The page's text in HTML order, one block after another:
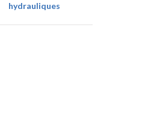
hydrauliques